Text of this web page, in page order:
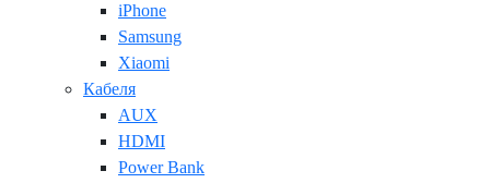
iPhone
Samsung
Xiaomi
Кабеля
AUX
HDMI
Power Bank